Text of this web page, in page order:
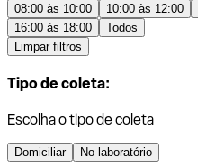
08:00 às 10:00 10:00 às 12:00
16:00 às 18:00
Todos
Limpar filtros
Tipo de coleta:
Escolha o tipo de coleta
Domiciliar No laboratório